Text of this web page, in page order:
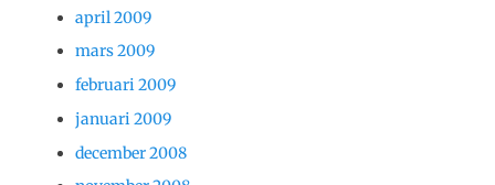
april 2009
mars 2009
februari 2009
januari 2009
december 2008